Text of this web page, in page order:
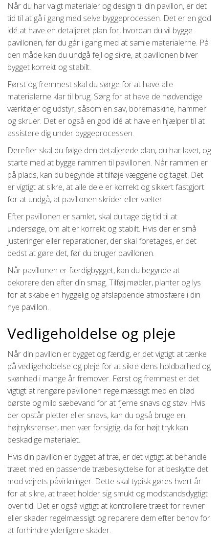
Når du har valgt materialer og design til din pavillon, er det
tid til at gå i gang med selve byggeprocessen. Det er en god
idé at have en detaljeret plan for, hvordan du vil bygge
pavillonen, før du går i gang med at samle materialerne. På
den måde kan du undgå fejl og sikre, at pavillonen bliver
bygget korrekt og stabilt.
Først og fremmest skal du sørge for at have alle
materialerne klar til brug. Sørg for at have de nødvendige
værktøjer og udstyr, såsom en sav, boremaskine, hammer
og skruer. Det er også en god idé at have en hjælper til at
assistere dig under byggeprocessen.
Derefter skal du følge den detaljerede plan, du har lavet, og
starte med at bygge rammen til pavillonen. Når rammen er
på plads, kan du begynde at tilføje væggene og taget. Det
er vigtigt at sikre, at alle dele er korrekt og sikkert fastgjort
for at undgå, at pavillonen skrider eller vælter.
Efter pavillonen er samlet, skal du tage dig tid til at
undersøge, om alt er korrekt og stabilt. Hvis der er små
justeringer eller reparationer, der skal foretages, er det
bedst at gøre det, før du bruger pavillonen.
Når pavillonen er færdigbygget, kan du begynde at
dekorere den efter din smag. Tilføj møbler, planter og lys
for at skabe en hyggelig og afslappende atmosfære i din
nye pavillon.
Vedligeholdelse og pleje
Når din pavillon er bygget og færdig, er det vigtigt at tænke
på vedligeholdelse og pleje for at sikre dens holdbarhed og
skønhed i mange år fremover. Først og fremmest er det
vigtigt at rengøre pavillonen regelmæssigt med en blød
børste og mild sæbevand for at fjerne snavs og støv. Hvis
der opstår pletter eller snavs, kan du også bruge en
højtryksrenser, men vær forsigtig, da for højt tryk kan
beskadige materialet.
Hvis din pavillon er bygget af træ, er det vigtigt at behandle
træet med en passende træbeskyttelse for at beskytte det
mod vejrets påvirkninger. Dette skal typisk gøres hvert år
for at sikre, at træet holder sig smukt og modstandsdygtigt
over tid. Det er også vigtigt at kontrollere træet for revner
eller skader regelmæssigt og reparere dem efter behov for
at forhindre yderligere skader.